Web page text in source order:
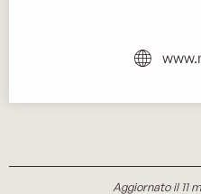
Aggiornato il 11